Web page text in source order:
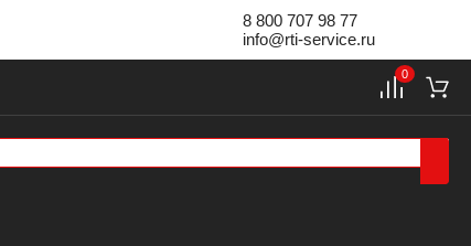
8 800 707 98 77
info@rti-service.ru
0